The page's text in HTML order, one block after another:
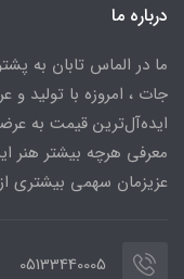
درباره ما
ما در الماس تابان به
جات ، امروزه با تولید
ایده‌آل‌ترین قیمت به
معرفی هرچه بیشتر هنر
عزیزمان سهمی بیشتری
05133440005